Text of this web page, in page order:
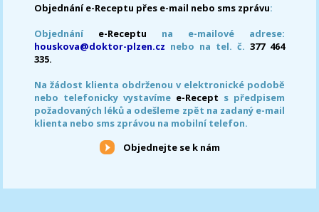
Objednání e-Receptu přes e-mail nebo sms zprávu:
Objednání e-Receptu na e-mailové adrese:
houskova@doktor-plzen.cz nebo na tel. č. 377 464
335.
Na žádost klienta obdrženou v elektronické podobě
nebo telefonicky vystavíme e-Recept s předpisem
požadovaných léků a odešleme zpět na zadaný e-mail
klienta nebo sms zprávou na mobilní telefon.
Objednejte se k nám